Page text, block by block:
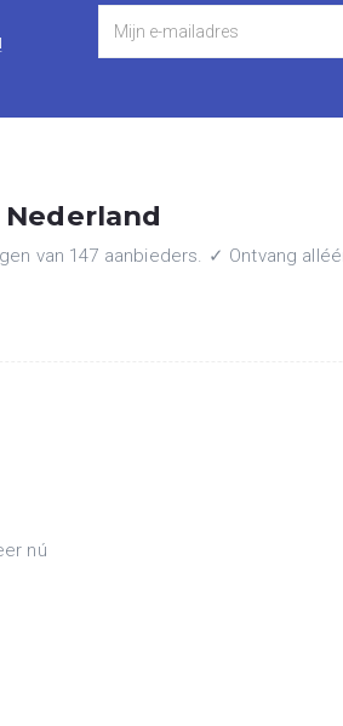
!
van 147 aanbieders. ✓ Ontvang
nú